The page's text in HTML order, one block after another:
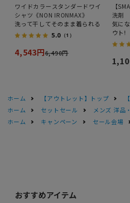
ワイドカラースタンダードワイ
シャツ《NON IRONMAX》
洗って干してそのまま着られる
5.0 （1）
4,543円6,490円
【
洗剤
気に
ウト!
ホーム 【アウトレット】トップ
ホーム
セットセール
メンズ 洋品
ホーム
キャンペーン セール会場